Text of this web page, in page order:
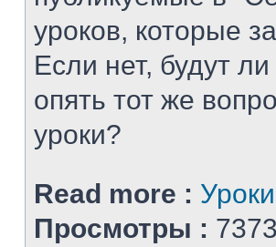
уроков, которые
Если нет, будут
опять тот же
уроки?
Read more :
Просмотры :